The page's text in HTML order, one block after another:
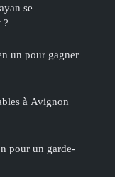
se
?
un pour gagner
à Avignon
pour un garde-